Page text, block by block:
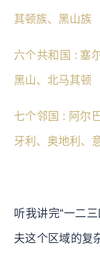
其顿族、黑山族
六个共和国 : 塞
黑山、北马其顿
七个邻国 : 阿尔
牙利、奥地利、
听我讲完“一二
夫这个区域的复